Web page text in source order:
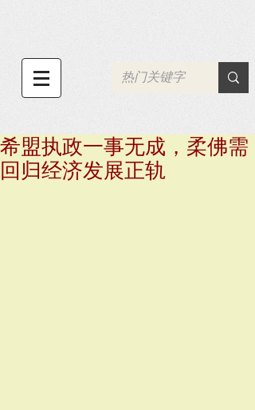
希盟执政一事无成，柔佛需
回归经济发展正轨